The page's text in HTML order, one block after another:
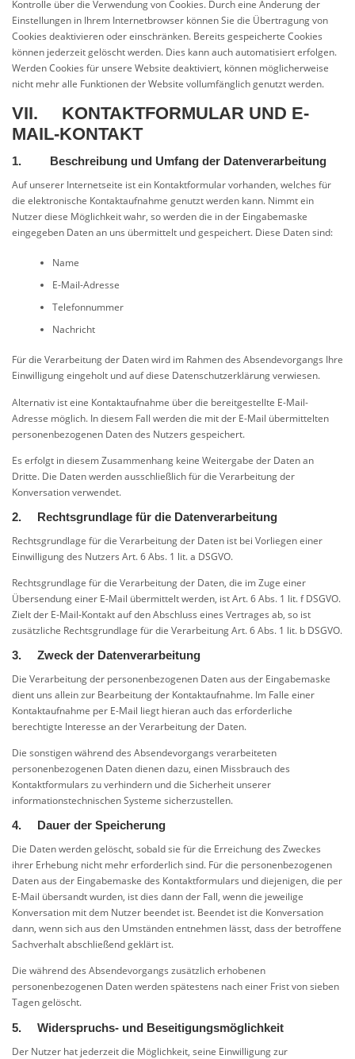
Kontrolle über die Verwendung von Cookies. Durch eine Änderung der
Einstellungen in Ihrem Internetbrowser können Sie die Übertragung von
Cookies deaktivieren oder einschränken. Bereits gespeicherte Cookies
können jederzeit gelöscht werden. Dies kann auch automatisiert erfolgen.
Werden Cookies für unsere Website deaktiviert, können möglicherweise
nicht mehr alle Funktionen der Website vollumfänglich genutzt werden.
VII. KONTAKTFORMULAR UND E-
MAIL-KONTAKT
1. Beschreibung und Umfang der Datenverarbeitung
Auf unserer Internetseite ist ein Kontaktformular vorhanden, welches für
die elektronische Kontaktaufnahme genutzt werden kann. Nimmt ein
Nutzer diese Möglichkeit wahr, so werden die in der Eingabemaske
eingegeben Daten an uns übermittelt und gespeichert. Diese Daten sind:
Name
E-Mail-Adresse
Telefonnummer
Nachricht
Für die Verarbeitung der Daten wird im Rahmen des Absendevorgangs Ihre
Einwilligung eingeholt und auf diese Datenschutzerklärung verwiesen.
Alternativ ist eine Kontaktaufnahme über die bereitgestellte E-Mail-
Adresse möglich. In diesem Fall werden die mit der E-Mail übermittelten
personenbezogenen Daten des Nutzers gespeichert.
Es erfolgt in diesem Zusammenhang keine Weitergabe der Daten an
Dritte. Die Daten werden ausschließlich für die Verarbeitung der
Konversation verwendet.
2. Rechtsgrundlage für die Datenverarbeitung
Rechtsgrundlage für die Verarbeitung der Daten ist bei Vorliegen einer
Einwilligung des Nutzers Art. 6 Abs. 1 lit. a DSGVO.
Rechtsgrundlage für die Verarbeitung der Daten, die im Zuge einer
Übersendung einer E-Mail übermittelt werden, ist Art. 6 Abs. 1 lit. f DSGVO.
Zielt der E-Mail-Kontakt auf den Abschluss eines Vertrages ab, so ist
zusätzliche Rechtsgrundlage für die Verarbeitung Art. 6 Abs. 1 lit. b DSGVO.
3. Zweck der Datenverarbeitung
Die Verarbeitung der personenbezogenen Daten aus der Eingabemaske
dient uns allein zur Bearbeitung der Kontaktaufnahme. Im Falle einer
Kontaktaufnahme per E-Mail liegt hieran auch das erforderliche
berechtigte Interesse an der Verarbeitung der Daten.
Die sonstigen während des Absendevorgangs verarbeiteten
personenbezogenen Daten dienen dazu, einen Missbrauch des
Kontaktformulars zu verhindern und die Sicherheit unserer
informationstechnischen Systeme sicherzustellen.
4. Dauer der Speicherung
Die Daten werden gelöscht, sobald sie für die Erreichung des Zweckes
ihrer Erhebung nicht mehr erforderlich sind. Für die personenbezogenen
Daten aus der Eingabemaske des Kontaktformulars und diejenigen, die per
E-Mail übersandt wurden, ist dies dann der Fall, wenn die jeweilige
Konversation mit dem Nutzer beendet ist. Beendet ist die Konversation
dann, wenn sich aus den Umständen entnehmen lässt, dass der betroffene
Sachverhalt abschließend geklärt ist.
Die während des Absendevorgangs zusätzlich erhobenen
personenbezogenen Daten werden spätestens nach einer Frist von sieben
Tagen gelöscht.
5. Widerspruchs- und Beseitigungsmöglichkeit
Der Nutzer hat jederzeit die Möglichkeit, seine Einwilligung zur